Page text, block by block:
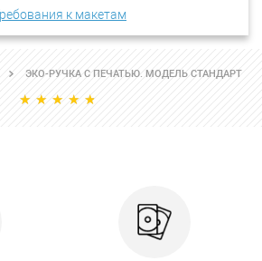
к макетам
ЭКО-РУЧКА С ПЕЧАТЬЮ. МОДЕЛЬ СТАНДАРТ